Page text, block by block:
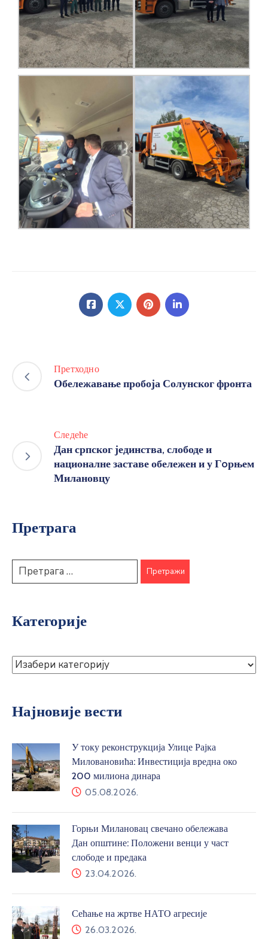
Претходно
Обележавање пробоја Солунског фронта
Следеће
Дан српског јединства, слободе и
националне заставе обележен и у Гoрњем
Милановцу
Претрага
Категорије
Најновије вести
У току реконструкција Улице Рајка
Миловановића: Инвестиција вредна око
200 милиона динара
05.08.2026.
Горњи Милановац свечано обележава
Дан општине: Положени венци у част
слободе и предака
23.04.2026.
Сећање на жртве НАТО агресије
26.03.2026.